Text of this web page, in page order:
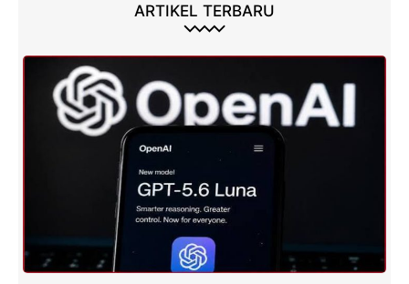
ARTIKEL TERBARU